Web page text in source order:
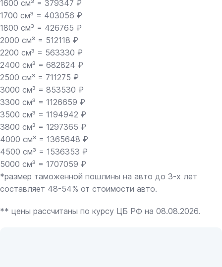
1600 см³ = 379347 ₽
1700 см³ = 403056 ₽
1800 см³ = 426765 ₽
2000 см³ = 512118 ₽
2200 см³ = 563330 ₽
2400 см³ = 682824 ₽
2500 см³ = 711275 ₽
3000 см³ = 853530 ₽
3300 см³ = 1126659 ₽
3500 см³ = 1194942 ₽
3800 см³ = 1297365 ₽
4000 см³ = 1365648 ₽
4500 см³ = 1536353 ₽
5000 см³ = 1707059 ₽
*размер таможенной пошлины на авто до 3-х лет
составляет 48-54% от стоимости авто.
** цены рассчитаны по курсу ЦБ РФ на 08.08.2026.